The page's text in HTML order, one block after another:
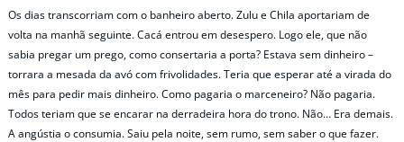
Os dias transcorriam com o banheiro aberto. Zulu e Chila aportariam de
volta na manhã seguinte. Cacá entrou em desespero. Logo ele, que não
sabia pregar um prego, como consertaria a porta? Estava sem dinheiro –
torrara a mesada da avó com frivolidades. Teria que esperar até a virada do
mês para pedir mais dinheiro. Como pagaria o marceneiro? Não pagaria.
Todos teriam que se encarar na derradeira hora do trono. Não… Era demais.
A angústia o consumia. Saiu pela noite, sem rumo, sem saber o que fazer.